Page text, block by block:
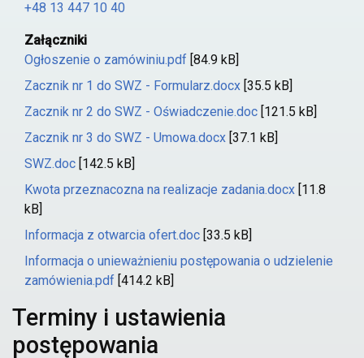
+48 13 447 10 40
Załączniki
Ogłoszenie o zamówiniu.pdf [84.9 kB]
Zacznik nr 1 do SWZ - Formularz.docx [35.5 kB]
Zacznik nr 2 do SWZ - Oświadczenie.doc [121.5 kB]
Zacznik nr 3 do SWZ - Umowa.docx [37.1 kB]
SWZ.doc [142.5 kB]
Kwota przeznacozna na realizacje zadania.docx [11.8
kB]
Informacja z otwarcia ofert.doc [33.5 kB]
Informacja o unieważnieniu postępowania o udzielenie
zamówienia.pdf [414.2 kB]
Terminy i ustawienia
postępowania